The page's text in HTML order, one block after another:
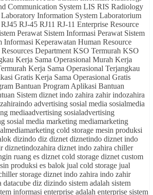
Communication System LIS RIS Radiology
Information System Laboratorium
RJ-45 RJ11 RJ-11 Enterprise Resource
Perawat Sistem Informasi Perawat Sistem
Informasi Keperawatan Human Resource
Department KSO Termurah KSO
Kerja Sama Operasional Murah Kerja
Kerja Sama Operasional Terjangkau
Gratis Kerja Sama Operasional Gratis
Bantuan Program Aplikasi Bantuan
Sistem diznet indo zahira zahir indozahira
advertising sosial media sosialmedia
mediaadvertising sosialadvertising
sosial media marketing mediamarketing
cold storage mesin produksi
dizindo diz diznet diznetindo diznet indo
diznetindozahira diznet indo zahira chiller
ruang es diznet cold storage diznet custom
produksi es balok jual cold storage jual
storage diznet indo zahira indo zahir
diz dizindo sistem adalah sistem
informasi enterprise adalah enterprise sistem